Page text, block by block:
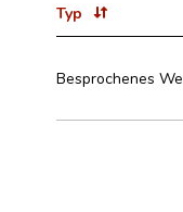
Typ
Besprochenes